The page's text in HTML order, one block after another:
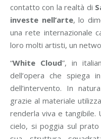
contatto con la realtà di
investe nell’arte, lo
una rete internazionale
loro molti artisti, un
“White Cloud”, in
dell’opera che spiega
dell’intervento. In natura
grazie al materiale
renderla viva e tangibile.
cielo, si poggia sul